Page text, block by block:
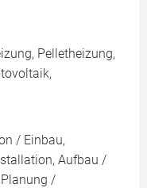
Pelletheizung,
/ Einbau,
Aufbau /
/